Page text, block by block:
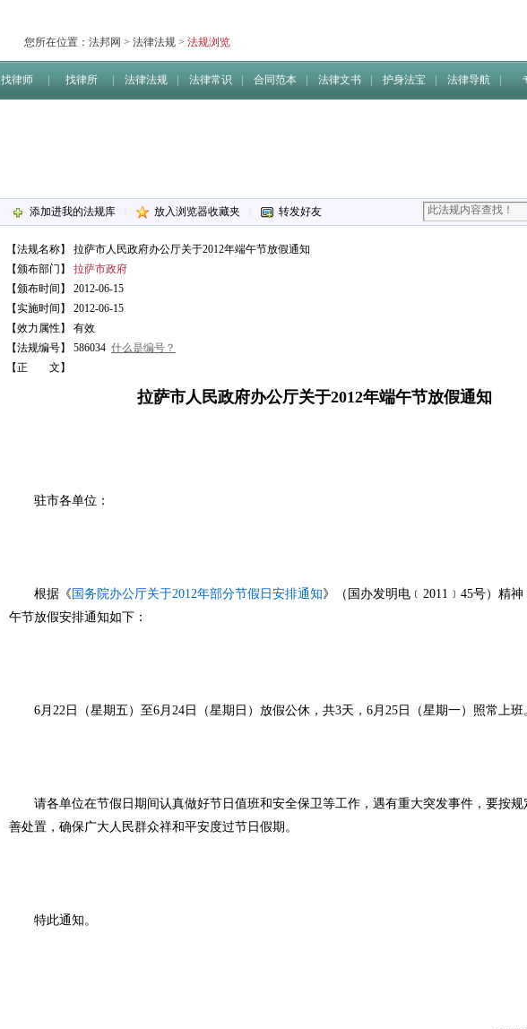
您所在位置： 法邦网 > 法律法规 > 法规浏览
找律师 找律所 法律法规 法律常识 合同范本 法律文书 护身法宝 法律导航
添加进我的法规库 放入浏览器收藏夹 转发好友
【法规名称】 拉萨市人民政府办公厅关于2012年端午节放假通知
【颁布部门】 拉萨市政府
【颁布时间】 2012-06-15
【实施时间】 2012-06-15
【效力属性】 有效
【法规编号】 586034 什么是编号？
【正 文】
拉萨市人民政府办公厅关于2012年端午节放假通知
驻市各单位：
根据《 国务院办公厅关于2012年部分节假日安排通知》（国办发明电﹝2011﹞45号）精
午节放假安排通知如下：
6月22日（星期五）至6月24日（星期日）放假公休，共3天，6月25日（星期一）照常上班
请各单位在节假日期间认真做好节日值班和安全保卫等工作，遇有重大突发事件，要按规
善处置，确保广大人民群众祥和平安度过节日假期。
特此通知。